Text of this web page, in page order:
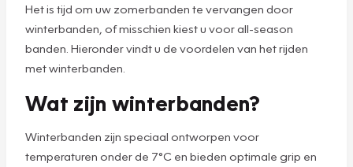
Het is tijd om uw zomerbanden te vervangen door
winterbanden, of misschien kiest u voor all-season
banden. Hieronder vindt u de voordelen van het rijden
met winterbanden.
Wat zijn winterbanden?
Winterbanden zijn speciaal ontworpen voor
temperaturen onder de 7°C en bieden optimale grip en